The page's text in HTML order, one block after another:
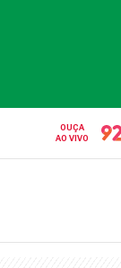
OUÇA
AO VIVO